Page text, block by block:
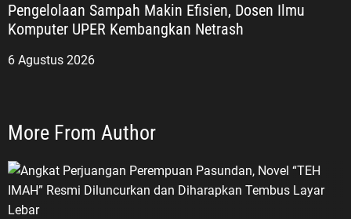
Pengelolaan Sampah Makin Efisien, Dosen Ilmu
Komputer UPER Kembangkan Netrash
6 Agustus 2026
More From Author